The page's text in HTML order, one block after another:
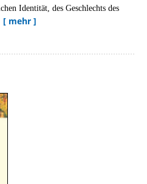
Identität, des Geschlechts des
[ mehr ]